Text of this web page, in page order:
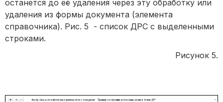
останется до её удаления через эту обработку или
удаления из формы документа (элемента
справочника). Рис. 5 - список ДРС с выделенными
строками.
Рисунок 5.